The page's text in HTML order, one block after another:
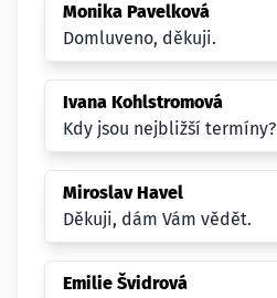
Monika Pavelková
Domluveno, děkuji.
Ivana Kohlstromová
Kdy jsou nejbližší termíny?
Miroslav Havel
Děkuji, dám Vám vědět.
Emilie Švidrová